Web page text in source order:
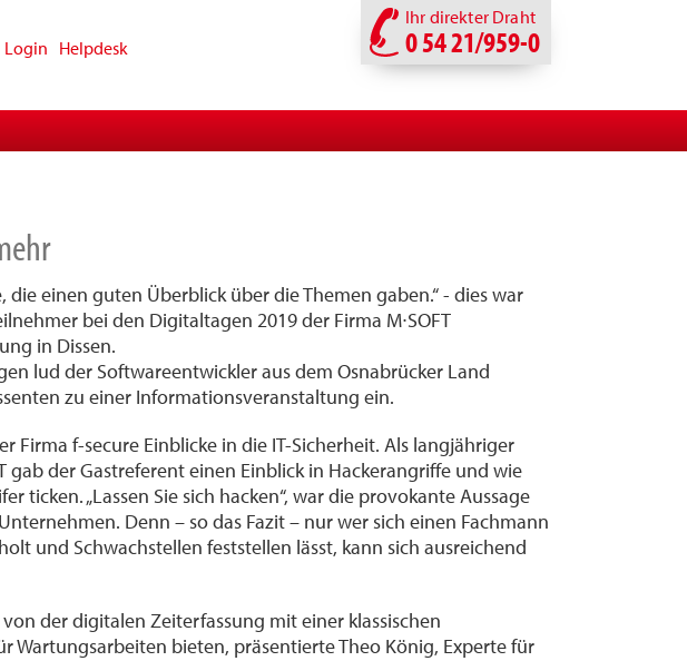
Login Helpdesk
Ihr direkter Draht
0 54 21/959-0
die einen guten Überblick über die Themen gaben.“ - dies war
bei den Digitaltagen 2019 der Firma M∙SOFT
in Dissen.
lud der Softwareentwickler aus dem Osnabrücker Land
zu einer Informationsveranstaltung ein.
Firma f-secure Einblicke in die IT-Sicherheit. Als langjähriger
gab der Gastreferent einen Einblick in Hackerangriffe und wie
ticken. „Lassen Sie sich hacken“, war die provokante Aussage
Denn – so das Fazit – nur wer sich einen Fachmann
und Schwachstellen feststellen lässt, kann sich ausreichend
der digitalen Zeiterfassung mit einer klassischen
bieten, präsentierte Theo König, Experte für